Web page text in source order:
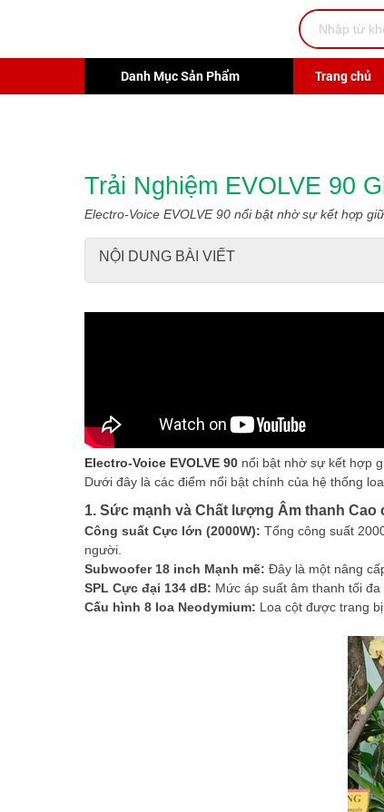
Trang chủ
Danh Mục Sản Phẩm
Trải Nghiệm EVOLVE 90
Electro-Voice EVOLVE 90 nổi bật nhờ sự kết hợp
NỘI DUNG BÀI VIẾT
Electro-Voice EVOLVE 90 nổi bật nhờ sự kết hợp
Dưới đây là các điểm nổi bật chính của hệ thống
1. Sức mạnh và Chất lượng Âm thanh Cao
Công suất Cực lớn (2000W): Tổng công suất
người.
Subwoofer 18 inch Mạnh mẽ: Đây là một nâng
SPL Cực đại 134 dB: Mức áp suất âm thanh tối
Cấu hình 8 loa Neodymium: Loa cột được trang